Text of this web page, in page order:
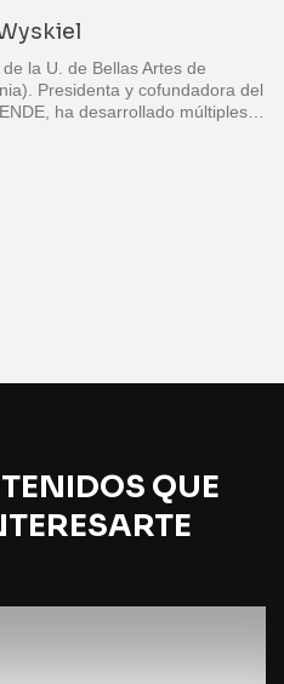
la U. de Bellas Artes de
Presidenta y cofundadora del
ha desarrollado múltiples…
QUE